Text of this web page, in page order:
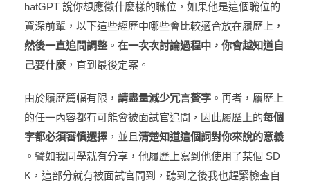
hatGPT 說你想應徵什麼樣的職位，如果他是這個職位的
資深前輩，以下這些經歷中哪些會比較適合放在履歷上，
然後一直追問調整。 在一次次討論過程中，你會越知道自
己要什麼 ，直到最後定案。
由於履歷篇幅有限， 請盡量減少冗言贅字 。再者，履歷上
的任一內容都有可能會被面試官追問，因此履歷上的每個
字都必須審慎選擇 ，並且 清楚知道這個詞對你來說的意義
。譬如我同學就有分享，他履歷上寫到他使用了某個 SD
K，這部分就有被面試官問到，聽到之後我也趕緊檢查自